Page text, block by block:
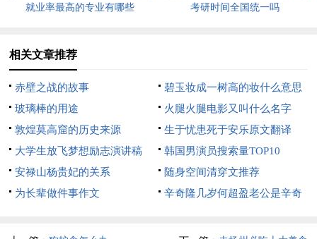
就业率最高的专业有哪些 考研时间全国统一吗
相关文章推荐
赤壁之战的故事
碧玉妆成一树高的妆什么意思
玻璃棒的用途
火腿火腿电影又叫什么名字
敦煌莫高窟的历史来源
生于忧患死于安乐原文翻译
大学生放飞梦想励志演讲稿
韩国男演员搜索量TOP10
安禄山杨贵妃的关系
随身空间清穿文推荐
为长辈做件事作文
辛奇隆几岁何超盈老公是辛奇